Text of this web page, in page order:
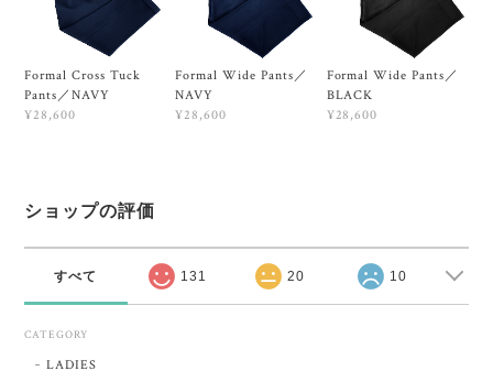
Formal Cross Tuck
Pants／NAVY
¥28,600
Formal Wide Pants／
NAVY
¥28,600
Formal Wide Pants／
BLACK
¥28,600
ショップの評価
すべて 131 20 10
CATEGORY
LADIES